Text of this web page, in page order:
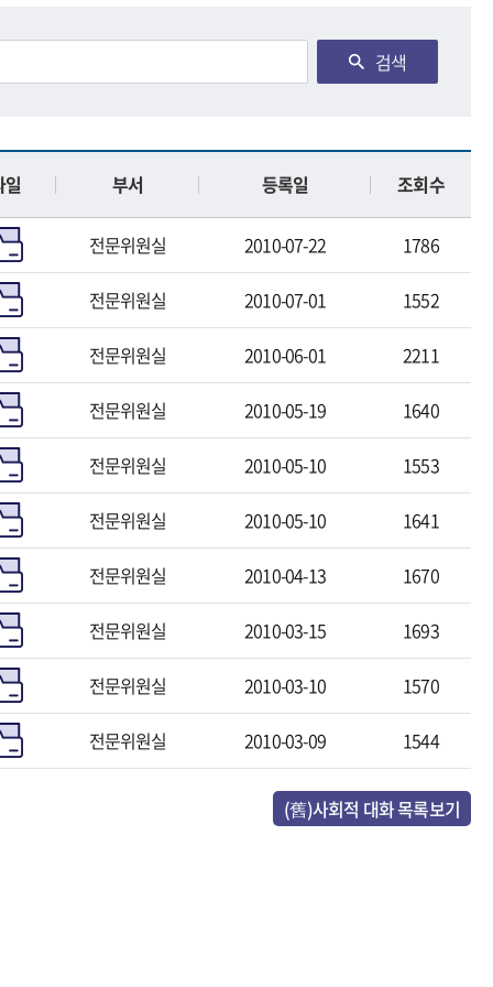
검색
일 부서 등록일 조회수
전문위원실 2010-07-22 1786
전문위원실 2010-07-01 1552
전문위원실 2010-06-01 2211
전문위원실 2010-05-19 1640
전문위원실 2010-05-10 1553
전문위원실 2010-05-10 1641
전문위원실 2010-04-13 1670
전문위원실 2010-03-15 1693
전문위원실 2010-03-10 1570
전문위원실 2010-03-09 1544
(舊)사회적 대화 목록보기